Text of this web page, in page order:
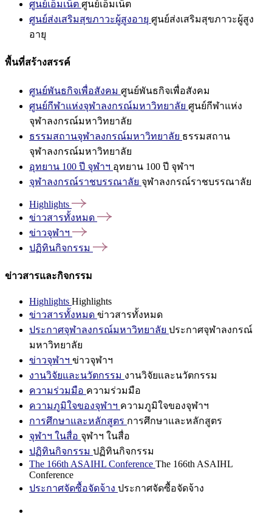
ศูนย์เอ็มเน็ต ศูนย์เอ็มเน็ต
ศูนย์ส่งเสริมสุขภาวะผู้สูงอายุ ศูนย์ส่งเสริมสุขภาวะผู้สูง
อายุ
พื้นที่สร้างสรรค์
ศูนย์พันธกิจเพื่อสังคม ศูนย์พันธกิจเพื่อสังคม
ศูนย์กีฬาแห่งจุฬาลงกรณ์มหาวิทยาลัย ศูนย์กีฬาแห่ง
จุฬาลงกรณ์มหาวิทยาลัย
ธรรมสถานจุฬาลงกรณ์มหาวิทยาลัย ธรรมสถาน
จุฬาลงกรณ์มหาวิทยาลัย
อุทยาน 100 ปี จุฬาฯ อุทยาน 100 ปี จุฬาฯ
จุฬาลงกรณ์ราชบรรณาลัย จุฬาลงกรณ์ราชบรรณาลัย
Highlights
ข่าวสารทั้งหมด
ข่าวจุฬาฯ
ปฏิทินกิจกรรม
ข่าวสารและกิจกรรม
Highlights Highlights
ข่าวสารทั้งหมด ข่าวสารทั้งหมด
ประกาศจุฬาลงกรณ์มหาวิทยาลัย ประกาศจุฬาลงกรณ์
มหาวิทยาลัย
ข่าวจุฬาฯ ข่าวจุฬาฯ
งานวิจัยและนวัตกรรม งานวิจัยและนวัตกรรม
ความร่วมมือ ความร่วมมือ
ความภูมิใจของจุฬาฯ ความภูมิใจของจุฬาฯ
การศึกษาและหลักสูตร การศึกษาและหลักสูตร
จุฬาฯ ในสื่อ จุฬาฯ ในสื่อ
ปฏิทินกิจกรรม ปฏิทินกิจกรรม
The 166th ASAIHL Conference The 166th ASAIHL
Conference
ประกาศจัดซื้อจัดจ้าง ประกาศจัดซื้อจัดจ้าง